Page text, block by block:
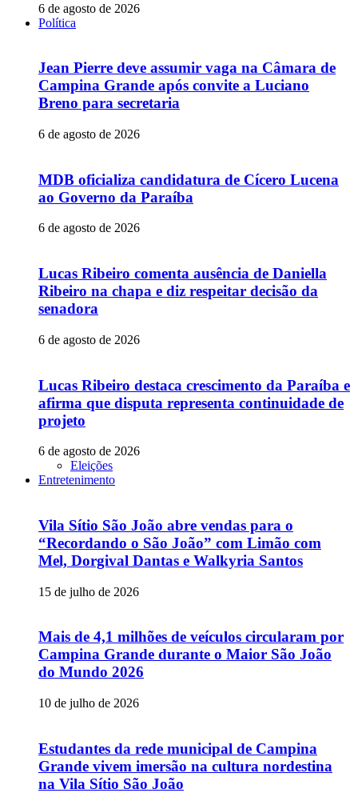
6 de agosto de 2026
Política
Jean Pierre deve assumir vaga na Câmara de
Campina Grande após convite a Luciano
Breno para secretaria
6 de agosto de 2026
MDB oficializa candidatura de Cícero Lucena
ao Governo da Paraíba
6 de agosto de 2026
Lucas Ribeiro comenta ausência de Daniella
Ribeiro na chapa e diz respeitar decisão da
senadora
6 de agosto de 2026
Lucas Ribeiro destaca crescimento da Paraíba e
afirma que disputa representa continuidade de
projeto
6 de agosto de 2026
Eleições
Entretenimento
Vila Sítio São João abre vendas para o
“Recordando o São João” com Limão com
Mel, Dorgival Dantas e Walkyria Santos
15 de julho de 2026
Mais de 4,1 milhões de veículos circularam por
Campina Grande durante o Maior São João
do Mundo 2026
10 de julho de 2026
Estudantes da rede municipal de Campina
Grande vivem imersão na cultura nordestina
na Vila Sítio São João